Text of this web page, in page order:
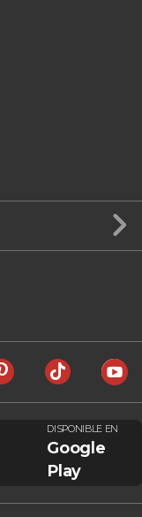
DISPONIBLE EN
Google
Play